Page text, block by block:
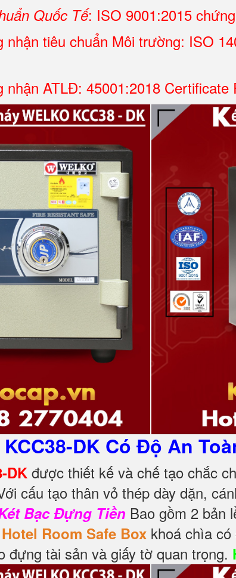
Quốc Tế: ISO 9001:2015
nhận tiêu chuẩn Môi trường: ISO
ATLĐ: 45001:2018 Certificate
DK Có Độ An
DK được thiết kế và chế tạo chắc
cấu tạo thân vỏ thép dày dặn,
Bạc Đựng Tiền Bao gồm 2 bản
Hotel Room Safe Box khoá chìa
đựng tài sản và giấy tờ quan trọng.